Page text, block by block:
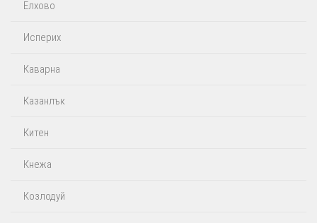
Елхово
Исперих
Каварна
Казанлък
Китен
Кнежа
Козлодуй